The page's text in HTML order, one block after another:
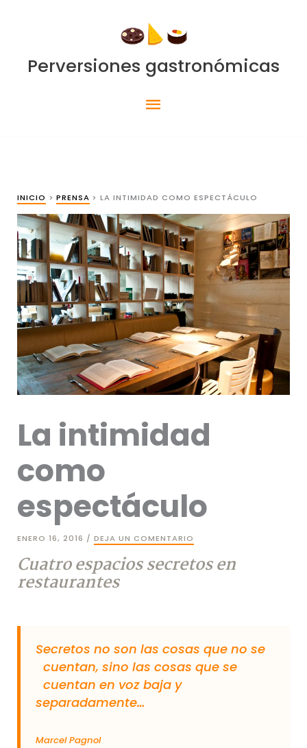
Perversiones gastronómicas
Menú
INICIO PRENSA LA INTIMIDAD COMO ESPECTÁCULO
La intimidad
como
espectáculo
ENERO 16, 2016 /DEJA UN COMENTARIO
Cuatro espacios secretos en
restaurantes
Secretos no son las cosas que no se
cuentan, sino las cosas que se
cuentan en voz baja y
separadamente…
Marcel Pagnol